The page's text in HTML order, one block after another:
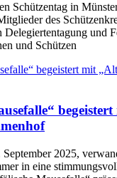
Schützentag in
des
Delegiertentagung und
und Schützen
2025,
in eine